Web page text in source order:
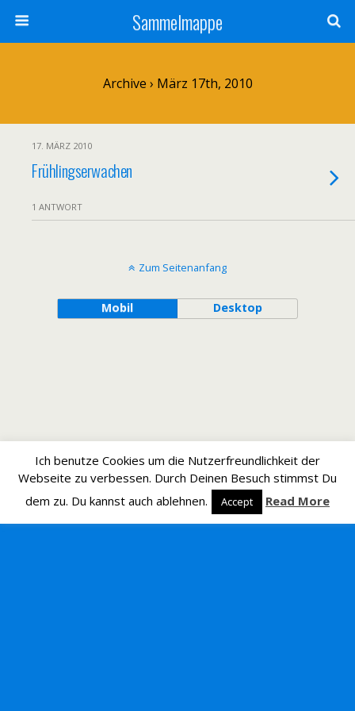
Sammelmappe
Archive › März 17th, 2010
17. MÄRZ 2010
Frühlingserwachen
1 ANTWORT
Zum Seitenanfang
Mobil Desktop
Ich benutze Cookies um die Nutzerfreundlichkeit der
Webseite zu verbessen. Durch Deinen Besuch stimmst Du
dem zu. Du kannst auch ablehnen.
Accept Read More